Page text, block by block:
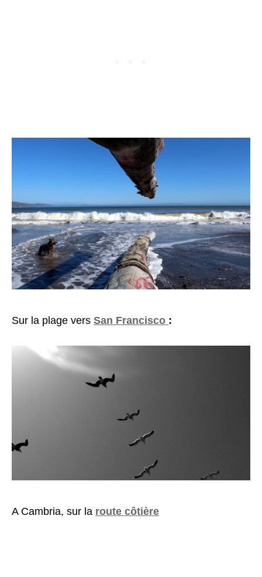
Sur la plage vers San Francisco :
A Cambria, sur la route côtière